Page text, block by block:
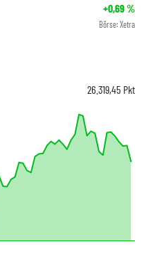
+0,69%
Börse: Xetra
26.319,45 Pkt